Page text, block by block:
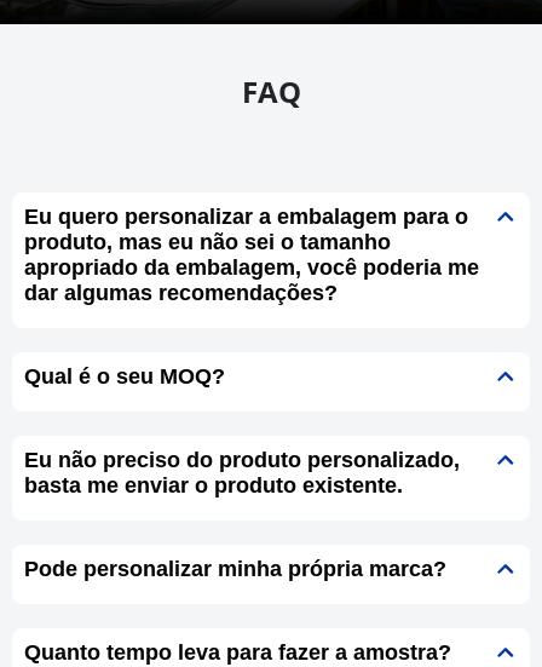
FAQ
Eu quero personalizar a embalagem para o
produto, mas eu não sei o tamanho
apropriado da embalagem, você poderia me
dar algumas recomendações?
Qual é o seu MOQ?
Eu não preciso do produto personalizado,
basta me enviar o produto existente.
Pode personalizar minha própria marca?
Quanto tempo leva para fazer a amostra?